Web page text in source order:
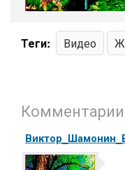
Теги: Видео